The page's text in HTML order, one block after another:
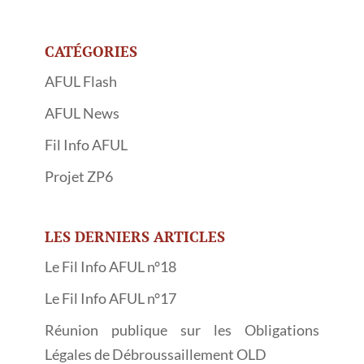
CATÉGORIES
AFUL Flash
AFUL News
Fil Info AFUL
Projet ZP6
LES DERNIERS ARTICLES
Le Fil Info AFUL n°18
Le Fil Info AFUL n°17
Réunion publique sur les Obligations
Légales de Débroussaillement OLD